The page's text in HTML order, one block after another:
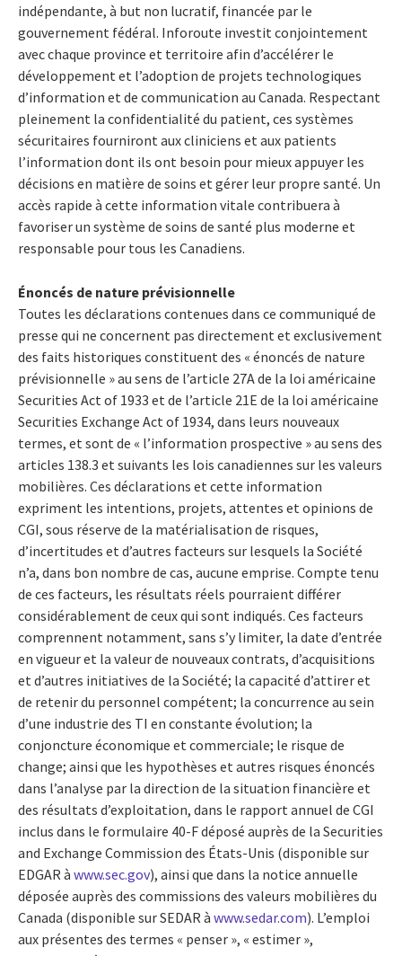
indépendante, à but non lucratif, financée par le
gouvernement fédéral. Inforoute investit conjointement
avec chaque province et territoire afin d’accélérer le
développement et l’adoption de projets technologiques
d’information et de communication au Canada. Respectant
pleinement la confidentialité du patient, ces systèmes
sécuritaires fourniront aux cliniciens et aux patients
l’information dont ils ont besoin pour mieux appuyer les
décisions en matière de soins et gérer leur propre santé. Un
accès rapide à cette information vitale contribuera à
favoriser un système de soins de santé plus moderne et
responsable pour tous les Canadiens.
Énoncés de nature prévisionnelle
Toutes les déclarations contenues dans ce communiqué de
presse qui ne concernent pas directement et exclusivement
des faits historiques constituent des « énoncés de nature
prévisionnelle » au sens de l’article 27A de la loi américaine
Securities Act of 1933 et de l’article 21E de la loi américaine
Securities Exchange Act of 1934, dans leurs nouveaux
termes, et sont de « l’information prospective » au sens des
articles 138.3 et suivants les lois canadiennes sur les valeurs
mobilières. Ces déclarations et cette information
expriment les intentions, projets, attentes et opinions de
CGI, sous réserve de la matérialisation de risques,
d’incertitudes et d’autres facteurs sur lesquels la Société
n’a, dans bon nombre de cas, aucune emprise. Compte tenu
de ces facteurs, les résultats réels pourraient différer
considérablement de ceux qui sont indiqués. Ces facteurs
comprennent notamment, sans s’y limiter, la date d’entrée
en vigueur et la valeur de nouveaux contrats, d’acquisitions
et d’autres initiatives de la Société; la capacité d’attirer et
de retenir du personnel compétent; la concurrence au sein
d’une industrie des TI en constante évolution; la
conjoncture économique et commerciale; le risque de
change; ainsi que les hypothèses et autres risques énoncés
dans l’analyse par la direction de la situation financière et
des résultats d’exploitation, dans le rapport annuel de CGI
inclus dans le formulaire 40-F déposé auprès de la Securities
and Exchange Commission des États-Unis (disponible sur
EDGAR à www.sec.gov), ainsi que dans la notice annuelle
déposée auprès des commissions des valeurs mobilières du
Canada (disponible sur SEDAR à www.sedar.com). L’emploi
aux présentes des termes « penser », « estimer »,